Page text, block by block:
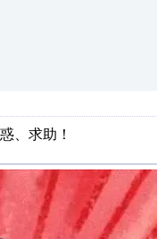
、求助！